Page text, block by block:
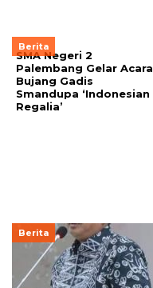
Berita
SMA Negeri 2
Palembang Gelar Acara
Bujang Gadis
Smandupa ‘Indonesian
Regalia’
Berita